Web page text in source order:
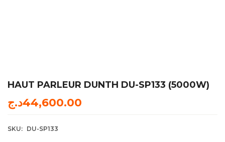
HAUT PARLEUR DUNTH DU-SP133 (5000W)
44,600.00د.ج
SKU: DU-SP133